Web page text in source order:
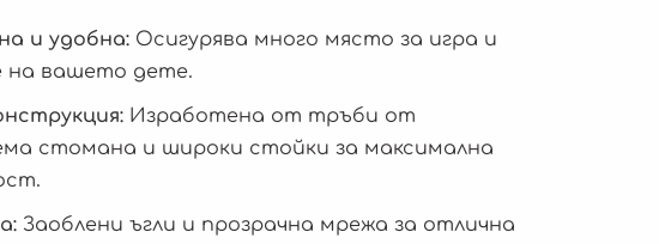
и удобна:Осигурява много място за игра и
на вашето дете.
Изработена от тръби от
стомана и широки стойки за максимална
Заоблени ъгли и прозрачна мрежа за отлична